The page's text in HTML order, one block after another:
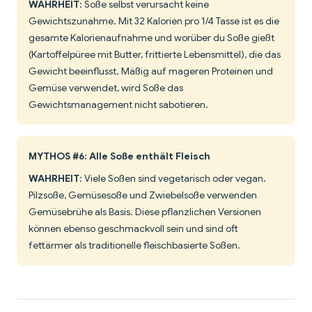
WAHRHEIT: Soße selbst verursacht keine
Gewichtszunahme. Mit 32 Kalorien pro 1/4 Tasse ist es die
gesamte Kalorienaufnahme und worüber du Soße gießt
(Kartoffelpüree mit Butter, frittierte Lebensmittel), die das
Gewicht beeinflusst. Mäßig auf mageren Proteinen und
Gemüse verwendet, wird Soße das
Gewichtsmanagement nicht sabotieren.
MYTHOS #6: Alle Soße enthält Fleisch
WAHRHEIT: Viele Soßen sind vegetarisch oder vegan.
Pilzsoße, Gemüsesoße und Zwiebelsoße verwenden
Gemüsebrühe als Basis. Diese pflanzlichen Versionen
können ebenso geschmackvoll sein und sind oft
fettärmer als traditionelle fleischbasierte Soßen.